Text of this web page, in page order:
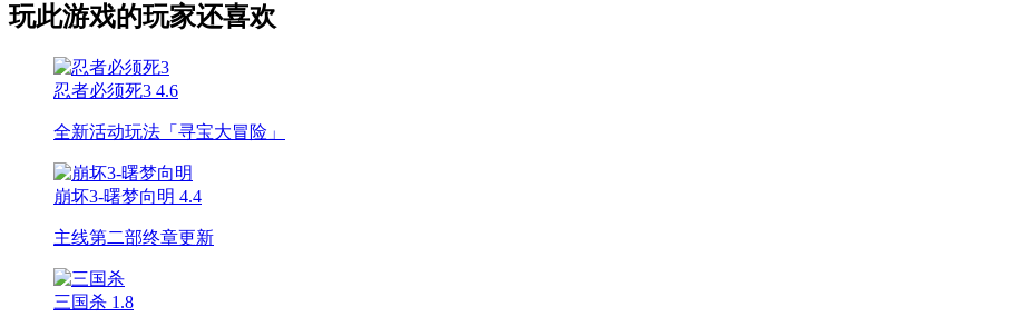
玩此游戏的玩家还喜欢
忍者必须死3 4.6
全新活动玩法「寻宝大冒险」
崩坏3-曙梦向明 4.4
主线第二部终章更新
三国杀 1.8